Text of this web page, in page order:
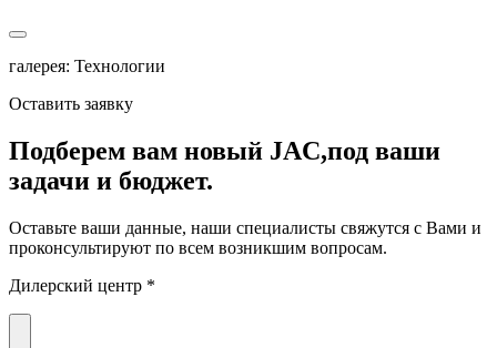
галерея: Технологии
Оставить заявку
Подберем вам новый JAC,под ваши
задачи и бюджет.
Оставьте ваши данные, наши специалисты свяжутся с Вами и
проконсультируют по всем возникшим вопросам.
Дилерский центр *